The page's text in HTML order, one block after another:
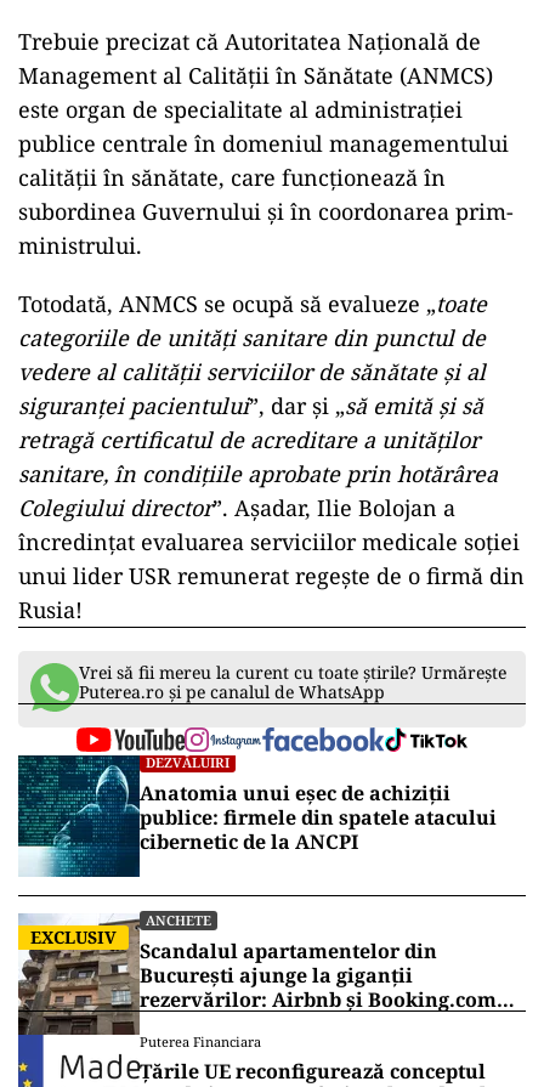
au sesizat CCR. Decizia poate influența
banii din PNRR
Rețetă de succes la USR: Ea-secretar de
stat, el-angajat la ruși
Nu trebuie omis faptul că liderul USR Ilfov,
Cosmin-Constantin Copăescu (vezi FOTO),
–Luxoft, care oferă în România servicii IT în
domeniile telecom, auto și financiar.
Trebuie precizat că Autoritatea Națională de
Management al Calității în Sănătate (ANMCS)
este organ de specialitate al administrației
publice centrale în domeniul managementului
calității în sănătate, care funcționează în
subordinea Guvernului și în coordonarea prim-
ministrului.
Totodată, ANMCS se ocupă să evalueze „toate
categoriile de unități sanitare din punctul de
vedere al calității serviciilor de sănătate și al
siguranței pacientului
retragă certificatul de acreditare a unităților
sanitare, în condițiile aprobate prin hotărârea
Colegiului director
încredințat evaluarea serviciilor medicale soției
unui lider USR remunerat regește de o firmă din
Rusia!
Vrei să fii mereu la curent cu toate știrile? Urmărește
Puterea.ro și pe canalul de WhatsApp